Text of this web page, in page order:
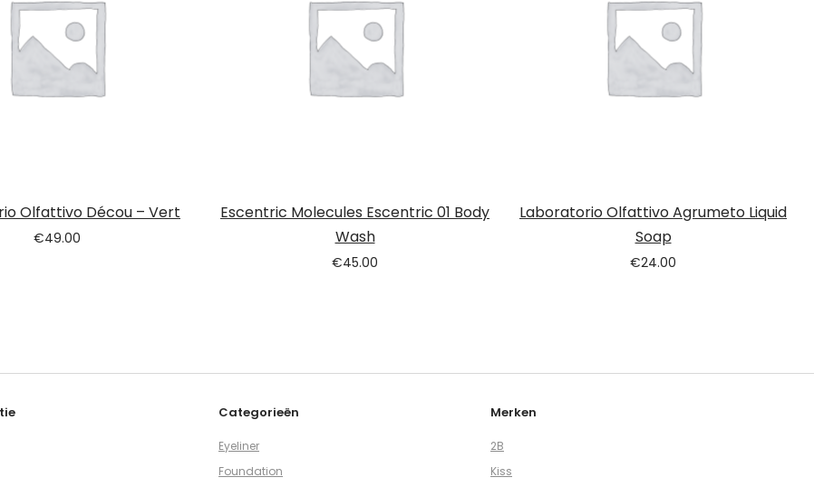
Olfattivo Décou – Vert
€49.00
Escentric Molecules Escentric 01 Body
Wash
€45.00
Laboratorio Olfattivo Agrumeto Liquid
Soap
€24.00
Categorieën
Eyeliner
Foundation
Merken
2B
Kiss